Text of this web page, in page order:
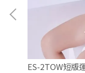
ES-2TOW短版